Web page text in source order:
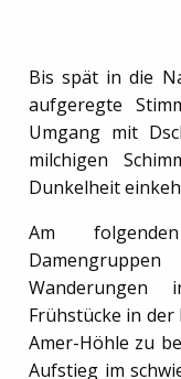
Bis spät in die
aufgeregte
Umgang mit
milchigen
Dunkelheit
Am
Wanderungen
Frühstücke in der
Amer-Höhle zu
Aufstieg im